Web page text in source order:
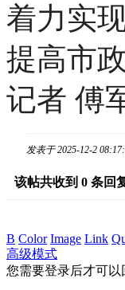
着力实
提高市
记者 傅
发表于 2025-12-2
该帖共收到 0 条回
B Color Image Link
高级模式
您需要登录后才可以